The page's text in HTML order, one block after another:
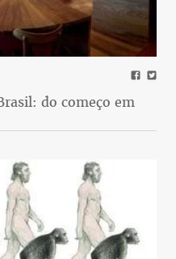
do começo em